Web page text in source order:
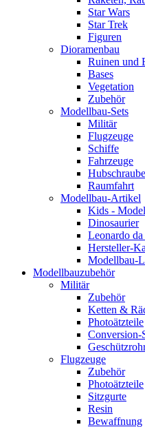
Star Wars
Star Trek
Figuren
Dioramenbau
Ruinen und
Bases
Vegetation
Zubehör
Modellbau-Sets
Militär
Flugzeuge
Schiffe
Fahrzeuge
Raumfahrt
Modellbau-Artikel
Kids -
Dinosaurier
Leonardo
Hersteller-
Modellbau-
Modellbauzubehör
Militär
Zubehör
Ketten &
Photoätzteile
Conversion-
Flugzeuge
Zubehör
Photoätzteile
Sitzgurte
Resin
Bewaffnung